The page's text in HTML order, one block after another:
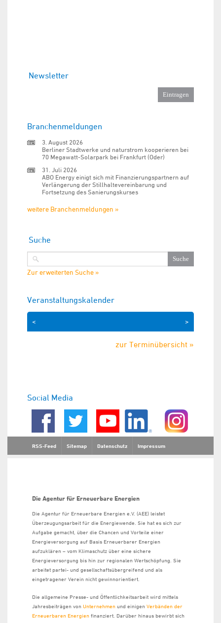
Newsletter
Branchenmeldungen
3. August 2026
Berliner Stadtwerke und naturstrom kooperieren bei
70 Megawatt-Solarpark bei Frankfurt (Oder)
31. Juli 2026
ABO Energy einigt sich mit Finanzierungspartnern auf
Verlängerung der Stillhaltevereinbarung und
Fortsetzung des Sanierungskurses
weitere Branchenmeldungen »
Suche
Zur erweiterten Suche »
Veranstaltungskalender
>
<
zur Terminübersicht »
Social Media
RSS-Feed Sitemap Datenschutz Impressum
Die Agentur für Erneuerbare Energien
Die Agentur für Erneuerbare Energien e.V. (AEE) leistet
Überzeugungsarbeit für die Energiewende. Sie hat es sich zur
Aufgabe gemacht, über die Chancen und Vorteile einer
Energieversorgung auf Basis Erneuerbarer Energien
aufzuklären – vom Klimaschutz über eine sichere
Energieversorgung bis hin zur regionalen Wertschöpfung. Sie
arbeitet partei- und gesellschaftsübergreifend und als
eingetragener Verein nicht gewinnorientiert.
Die allgemeine Presse- und Öffentlichkeitsarbeit wird mittels
Jahresbeiträgen von Unternehmen und einigen Verbänden der
Erneuerbaren Energien finanziert. Darüber hinaus bewirbt sich